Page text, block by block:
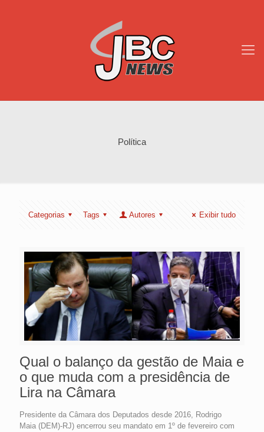
Política
Categorias Tags Autores Exibir tudo
Qual o balanço da gestão de Maia e
o que muda com a presidência de
Lira na Câmara
Presidente da Câmara dos Deputados desde 2016, Rodrigo
Maia (DEM)-RJ) encerrou seu mandato em 1º de fevereiro com